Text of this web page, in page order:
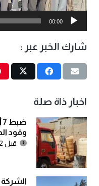
00:00
شارك الخبر عبر :
اخبار ذاة صلة
وقود
قبل 12 شهر
الشركة